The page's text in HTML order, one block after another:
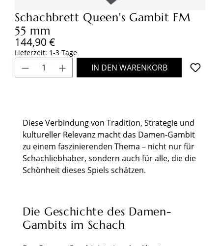
Schachbrett Queen's Gambit FM
55 mm
Regulärer Preis:
144,90 €
Lieferzeit: 1-3 Tage
Produkt Anzahl: Gib den gewünschten
IN DEN WARENKORB
Diese Verbindung von Tradition, Strategie und
kultureller Relevanz macht das Damen-Gambit
zu einem faszinierenden Thema – nicht nur für
Schachliebhaber, sondern auch für alle, die die
Schönheit dieses Spiels schätzen.
Die Geschichte des Damen-
Gambits im Schach